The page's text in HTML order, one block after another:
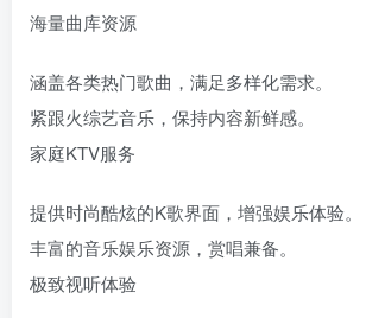
‌海量曲库资源‌
涵盖各类热门歌曲，满足多样化需求。
紧跟火综艺音乐，保持内容新鲜感。
‌家庭KTV服务‌
提供时尚酷炫的K歌界面，增强娱乐体验。
丰富的音乐娱乐资源，赏唱兼备。
‌极致视听体验‌